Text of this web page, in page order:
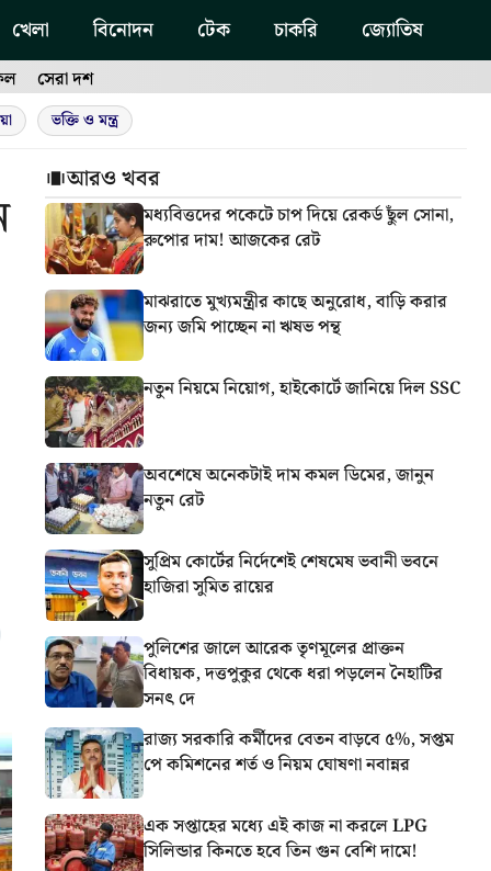
খেলা বিনোদন টেক চাকরি জ্যোতিষ
সেরা দশ
ভক্তি ও মন্ত্র
আরও খবর
মধ্যবিত্তদের পকেটে চাপ দিয়ে রেকর্ড ছুঁল সোনা,
রুপোর দাম! আজকের রেট
মাঝরাতে মুখ্যমন্ত্রীর কাছে অনুরোধ, বাড়ি করার
জন্য জমি পাচ্ছেন না ঋষভ পন্থ
নতুন নিয়মে নিয়োগ, হাইকোর্টে জানিয়ে দিল SSC
অবশেষে অনেকটাই দাম কমল ডিমের, জানুন
নতুন রেট
সুপ্রিম কোর্টের নির্দেশেই শেষমেষ ভবানী ভবনে
হাজিরা সুমিত রায়ের
পুলিশের জালে আরেক তৃণমূলের প্রাক্তন
বিধায়ক, দত্তপুকুর থেকে ধরা পড়লেন নৈহাটির
সনৎ দে
রাজ্য সরকারি কর্মীদের বেতন বাড়বে ৫%, সপ্তম
পে কমিশনের শর্ত ও নিয়ম ঘোষণা নবান্নর
এক সপ্তাহের মধ্যে এই কাজ না করলে LPG
সিলিন্ডার কিনতে হবে তিন গুন বেশি দামে!